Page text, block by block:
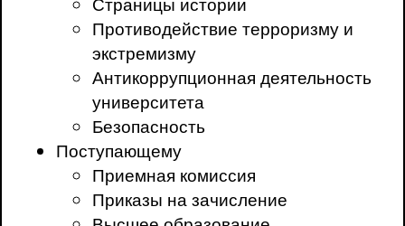
Противодействие терроризму и
экстремизму
Антикоррупционная деятельность
университета
Безопасность
Поступающему
Приемная комиссия
Приказы на зачисление